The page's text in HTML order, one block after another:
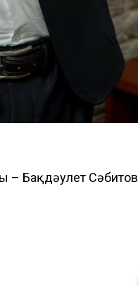
– Бақдәулет Сәбитов